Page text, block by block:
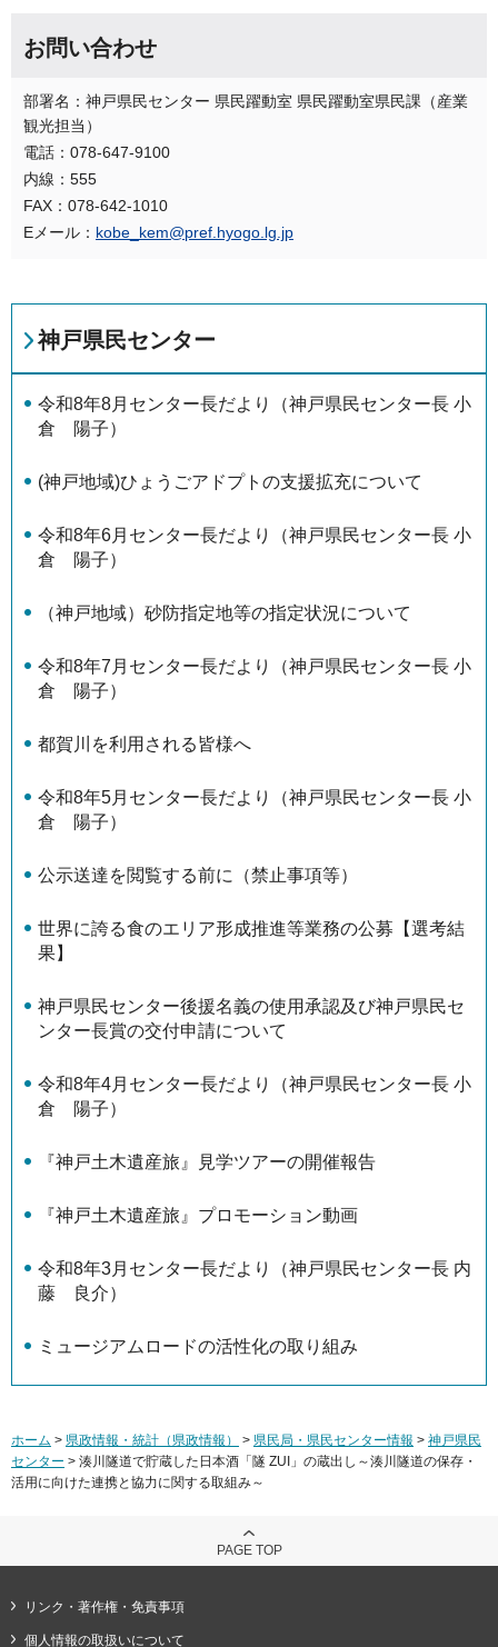
お問い合わせ
部署名：神戸県民センター 県民躍動室 県民躍動室県民課（産業
観光担当）
電話：078-647-9100
内線：555
FAX：078-642-1010
Eメール： kobe_kem@pref.hyogo.lg.jp
神戸県民センター
令和8年8月センター長だより（神戸県民センター長 小
倉 陽子）
(神戸地域)ひょうごアドプトの支援拡充について
令和8年6月センター長だより（神戸県民センター長 小
倉 陽子）
（神戸地域）砂防指定地等の指定状況について
令和8年7月センター長だより（神戸県民センター長 小
倉 陽子）
都賀川を利用される皆様へ
令和8年5月センター長だより（神戸県民センター長 小
倉 陽子）
公示送達を閲覧する前に（禁止事項等）
世界に誇る食のエリア形成推進等業務の公募【選考結
果】
神戸県民センター後援名義の使用承認及び神戸県民セ
ンター長賞の交付申請について
令和8年4月センター長だより（神戸県民センター長 小
倉 陽子）
『神戸土木遺産旅』見学ツアーの開催報告
『神戸土木遺産旅』プロモーション動画
令和8年3月センター長だより（神戸県民センター長 内
藤 良介）
ミュージアムロードの活性化の取り組み
ホーム > 県政情報・統計（県政情報） > 県民局・県民センター情報 > 神戸県民
センター > 湊川隧道で貯蔵した日本酒「隧 ZUI」の蔵出し～湊川隧道の保存・
活用に向けた連携と協力に関する取組み～
PAGE TOP
リンク・著作権・免責事項
個人情報の取扱いについて